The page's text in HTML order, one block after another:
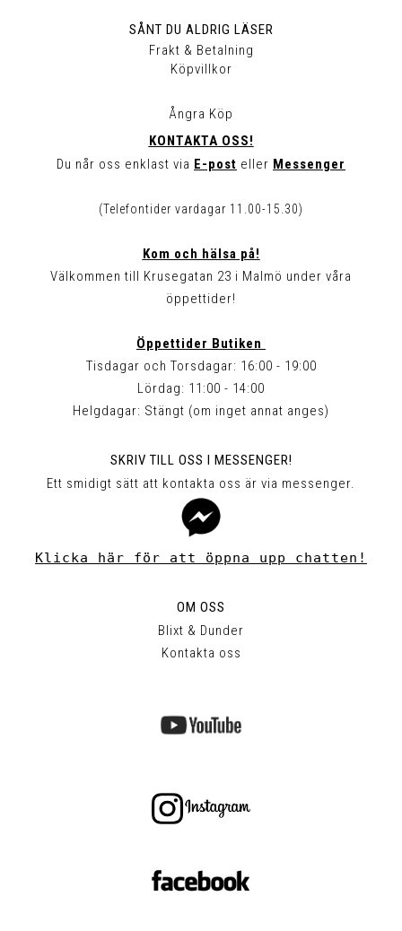
SÅNT DU ALDRIG LÄSER
Frakt & Betalning
Köpvillkor
Ångra Köp
KONTAKTA OSS!
Du når oss enklast via E-post eller Messenger
(Telefontider vardagar 11.00-15.30)
Kom och hälsa på!
Välkommen till Krusegatan 23 i Malmö under våra
öppettider!
Öppettider Butiken
Tisdagar och Torsdagar: 16:00 - 19:00
Lördag: 11:00 - 14:00
Helgdagar: Stängt (om inget annat anges)
SKRIV TILL OSS I MESSENGER!
Ett smidigt sätt att kontakta oss är via messenger.
Klicka här för att öppna upp chatten!
OM OSS
Blixt & Dunder
Kontakta oss